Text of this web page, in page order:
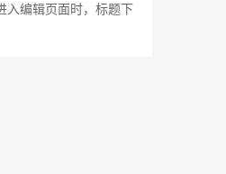
入编辑页面时，标题下